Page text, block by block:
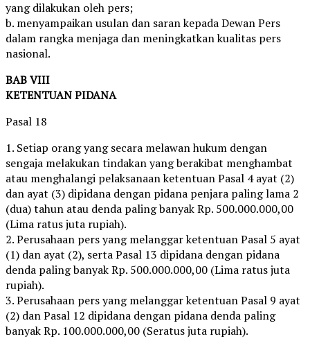
yang dilakukan oleh pers;
b. menyampaikan usulan dan saran kepada Dewan Pers
dalam rangka menjaga dan meningkatkan kualitas pers
nasional.
BAB VIII
KETENTUAN PIDANA
Pasal 18
1. Setiap orang yang secara melawan hukum dengan
sengaja melakukan tindakan yang berakibat menghambat
atau menghalangi pelaksanaan ketentuan Pasal 4 ayat (2)
dan ayat (3) dipidana dengan pidana penjara paling lama 2
(dua) tahun atau denda paling banyak Rp. 500.000.000,00
(Lima ratus juta rupiah).
2. Perusahaan pers yang melanggar ketentuan Pasal 5 ayat
(1) dan ayat (2), serta Pasal 13 dipidana dengan pidana
denda paling banyak Rp. 500.000.000,00 (Lima ratus juta
rupiah).
3. Perusahaan pers yang melanggar ketentuan Pasal 9 ayat
(2) dan Pasal 12 dipidana dengan pidana denda paling
banyak Rp. 100.000.000,00 (Seratus juta rupiah).